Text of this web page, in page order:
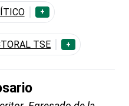
+
TSE +